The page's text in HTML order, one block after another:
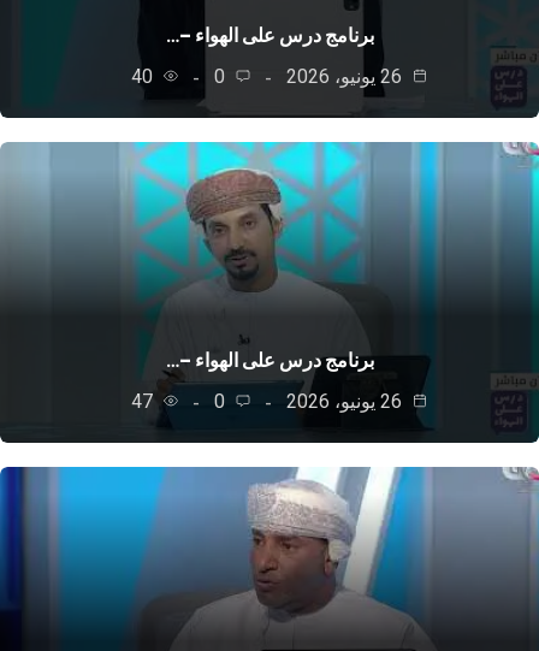
برنامج درس على الهواء –…
0
40
برنامج درس على الهواء –…
0
47